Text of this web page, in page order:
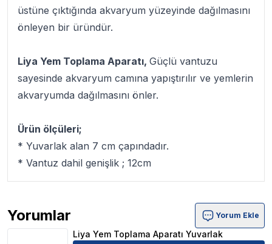
üstüne çıktığında akvaryum yüzeyinde dağılmasını
önleyen bir üründür.
Liya Yem Toplama Aparatı, Güçlü vantuzu
sayesinde akvaryum camına yapıştırılır ve yemlerin
akvaryumda dağılmasını önler.
Ürün ölçüleri;
* Yuvarlak alan 7 cm çapındadır.
* Vantuz dahil genişlik ; 12cm
Yorumlar
Liya Yem Toplama Aparatı Yuvarlak Ürün Yorumları
Yorum Ekle
Liya Yem Toplama Aparatı Yuvarlak